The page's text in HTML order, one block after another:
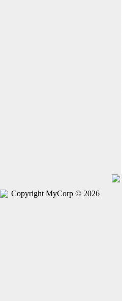
Copyright MyCorp © 2026